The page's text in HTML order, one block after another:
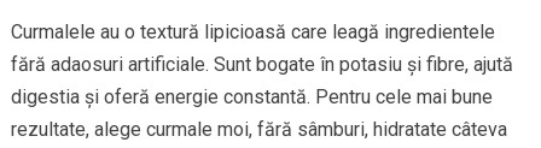
Curmalele au o textură lipicioasă care leagă ingredientele
fără adaosuri artificiale. Sunt bogate în potasiu și fibre, ajută
digestia și oferă energie constantă. Pentru cele mai bune
rezultate, alege curmale moi, fără sâmburi, hidratate câteva